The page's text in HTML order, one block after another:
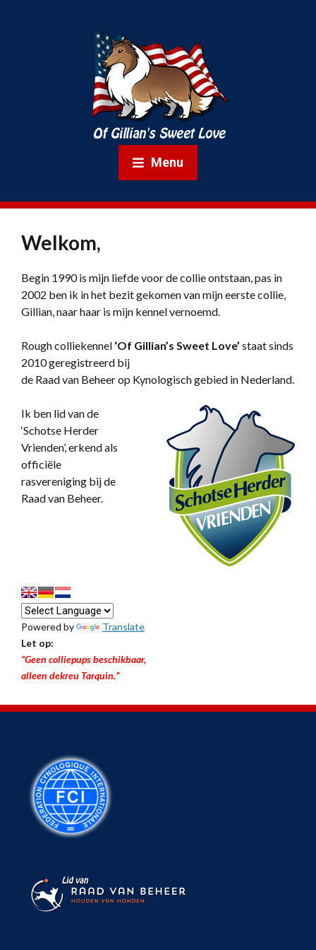
Menu
Welkom,
Begin 1990 is mijn liefde voor de collie ontstaan, pas in
2002 ben ik in het bezit gekomen van mijn eerste collie,
Gillian, naar haar is mijn kennel vernoemd.
Rough colliekennel ‘Of Gillian’s Sweet Love’ staat sinds
2010 geregistreerd bij
de Raad van Beheer op Kynologisch gebied in Nederland.
Ik ben lid van de
‘Schotse Herder
Vrienden’, erkend als
officiële
rasvereniging bij de
Raad van Beheer.
Powered by
Translate
Let op:
“Geen colliepups beschikbaar,
alleen dekreu Tarquin.”